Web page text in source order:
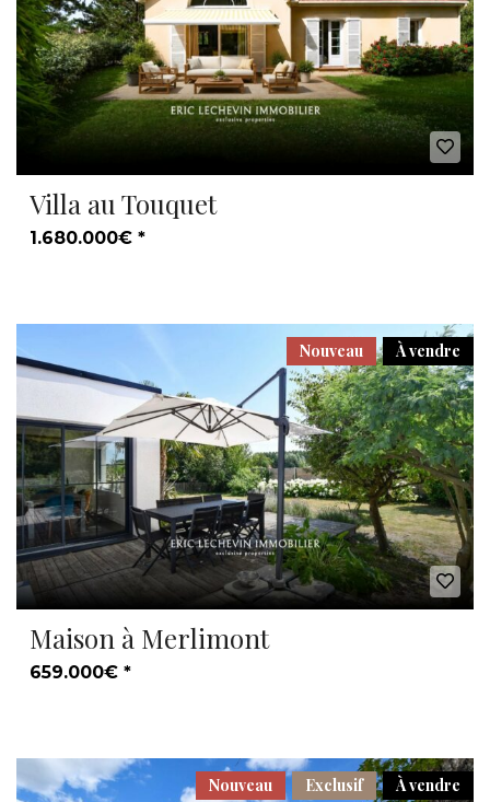
Villa au Touquet
1.680.000€ *
À vendre
Nouveau
Maison à Merlimont
659.000€ *
À vendre
Exclusif
Nouveau